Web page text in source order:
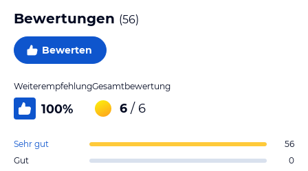
Bewertungen (56)
Bewerten
Weiterempfehlung
100%
Gesamtbewertung
6 / 6
Sehr gut
56
Gut
0